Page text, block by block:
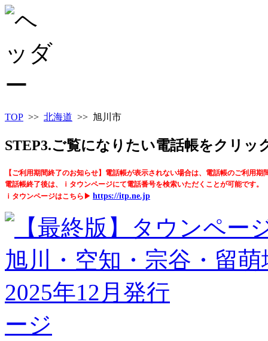
TOP >> 北海道 >> 旭川市
STEP3.ご覧になりたい電話帳をクリッ
【ご利用期間終了のお知らせ】電話帳が表示されない場合は、電話帳のご利用期
電話帳終了後は、ｉタウンページにて電話番号を検索いただくことが可能です。
ｉタウンページはこちら▶ https://itp.ne.jp
ージ